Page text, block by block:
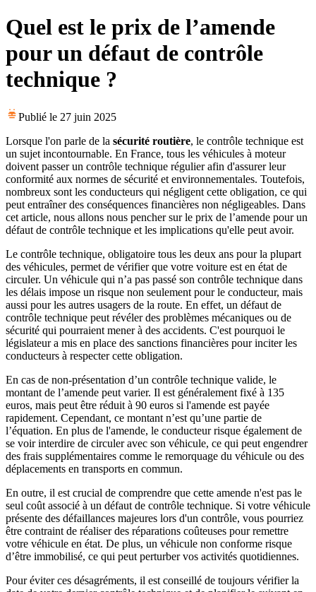
Quel est le prix de l’amende
pour un défaut de contrôle
technique ?
Publié le 27 juin 2025
Lorsque l'on parle de la sécurité routière, le contrôle technique est
un sujet incontournable. En France, tous les véhicules à moteur
doivent passer un contrôle technique régulier afin d'assurer leur
conformité aux normes de sécurité et environnementales. Toutefois,
nombreux sont les conducteurs qui négligent cette obligation, ce qui
peut entraîner des conséquences financières non négligeables. Dans
cet article, nous allons nous pencher sur le prix de l’amende pour un
défaut de contrôle technique et les implications qu'elle peut avoir.
Le contrôle technique, obligatoire tous les deux ans pour la plupart
des véhicules, permet de vérifier que votre voiture est en état de
circuler. Un véhicule qui n’a pas passé son contrôle technique dans
les délais impose un risque non seulement pour le conducteur, mais
aussi pour les autres usagers de la route. En effet, un défaut de
contrôle technique peut révéler des problèmes mécaniques ou de
sécurité qui pourraient mener à des accidents. C'est pourquoi le
législateur a mis en place des sanctions financières pour inciter les
conducteurs à respecter cette obligation.
En cas de non-présentation d’un contrôle technique valide, le
montant de l’amende peut varier. Il est généralement fixé à 135
euros, mais peut être réduit à 90 euros si l'amende est payée
rapidement. Cependant, ce montant n’est qu’une partie de
l’équation. En plus de l'amende, le conducteur risque également de
se voir interdire de circuler avec son véhicule, ce qui peut engendrer
des frais supplémentaires comme le remorquage du véhicule ou des
déplacements en transports en commun.
En outre, il est crucial de comprendre que cette amende n'est pas le
seul coût associé à un défaut de contrôle technique. Si votre véhicule
présente des défaillances majeures lors d'un contrôle, vous pourriez
être contraint de réaliser des réparations coûteuses pour remettre
votre véhicule en état. De plus, un véhicule non conforme risque
d’être immobilisé, ce qui peut perturber vos activités quotidiennes.
Pour éviter ces désagréments, il est conseillé de toujours vérifier la